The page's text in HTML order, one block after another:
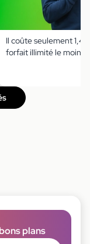
Il coûte seulement
forfait illimité le moins
plans